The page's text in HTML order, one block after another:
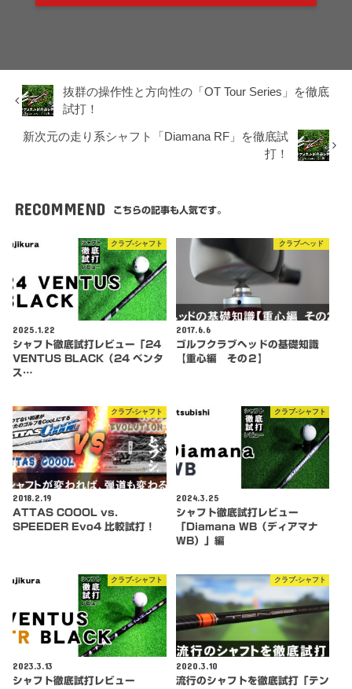
抜群の操作性と方向性の「OT Tour Series」を徹底
試打！
新次元の走り系シャフト「Diamana RF」を徹底試
打！
RECOMMEND こちらの記事も人気です。
クラブ-シャフト
2025.1.22
シャフト徹底試打レビュー「24
VENTUS BLACK（24 ベンタ
ス…
クラブ-ヘッド
2017.6.6
ゴルフクラブヘッドの基礎知識
【重心編 その２】
クラブ-シャフト
2018.2.19
ATTAS COOOL vs.
SPEEDER Evo4 比較試打！
クラブ-シャフト
2024.3.25
シャフト徹底試打レビュー
「Diamana WB（ディアマナ
WB）」編
クラブ-シャフト
2023.3.13
シャフト徹底試打レビュー
クラブ-シャフト
2020.3.10
流行のシャフトを徹底試打「テン